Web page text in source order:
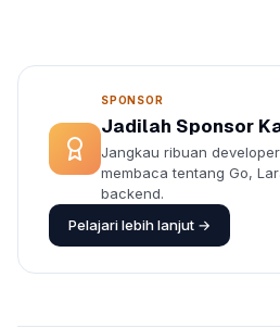
SPONSOR
Jadilah Sponsor
Jangkau ribuan
membaca tentang Go,
backend.
Pelajari lebih lanjut →